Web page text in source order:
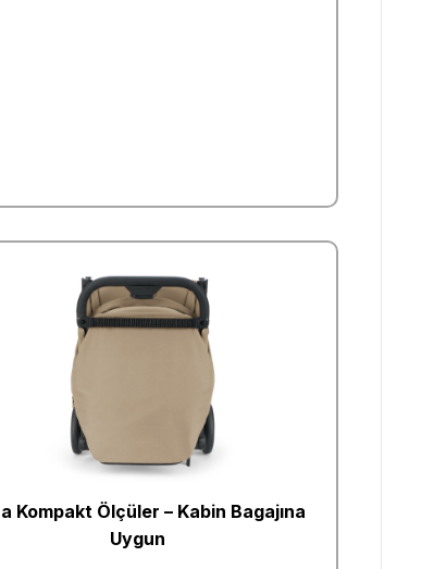
Kompakt Ölçüler – Kabin Bagajına
Uygun